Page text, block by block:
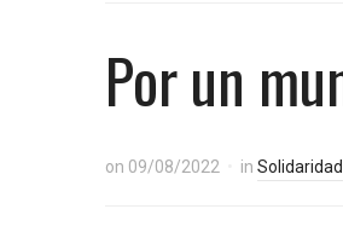
Por un
on 09/08/2022 in Solidaridad